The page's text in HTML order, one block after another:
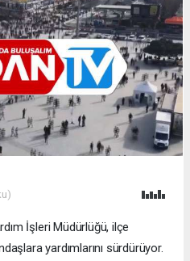
İşleri Müdürlüğü, ilçe
yardımlarını sürdürüyor.